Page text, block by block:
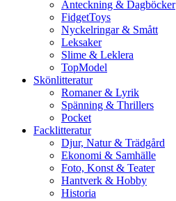
Anteckning & Dagböcker
FidgetToys
Nyckelringar & Smått
Leksaker
Slime & Leklera
TopModel
Skönlitteratur
Romaner & Lyrik
Spänning & Thrillers
Pocket
Facklitteratur
Djur, Natur & Trädgård
Ekonomi & Samhälle
Foto, Konst & Teater
Hantverk & Hobby
Historia